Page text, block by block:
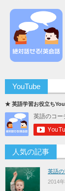
YouTube
★ 英語学習お役立ち
人気の記事
英語の
2014